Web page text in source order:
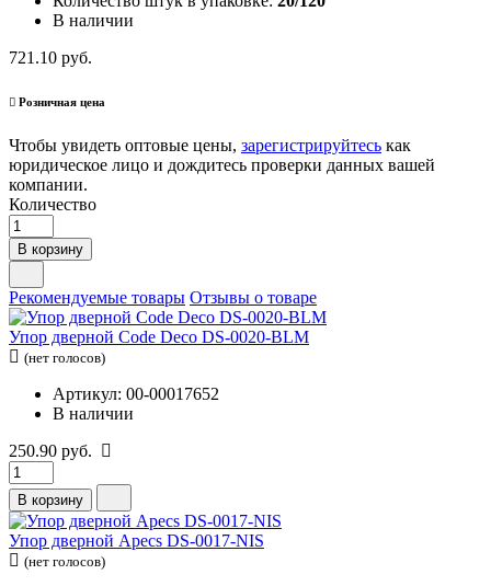
В наличии
721.10 руб.
Розничная цена
Чтобы увидеть оптовые цены, зарегистрируйтесь как
юридическое лицо и дождитесь проверки данных вашей
компании.
Количество
В корзину
Рекомендуемые товары Отзывы о товаре
Упор дверной Code Deco DS-0020-BLM
(нет голосов)
Артикул: 00-00017652
В наличии
250.90 руб.
В корзину
Упор дверной Apecs DS-0017-NIS
(нет голосов)